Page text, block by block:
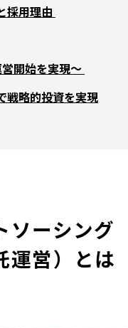
採用理由
開始を実現〜
戦略的投資を実現
ソーシング
運営）とは